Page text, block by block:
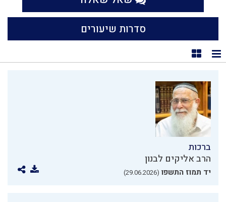
סדרות שיעורים
תצוגת רשימה
תצוגת קוביות
ברכות
הרב אליקים לבנון
יד תמוז התשפו (29.06.2026)